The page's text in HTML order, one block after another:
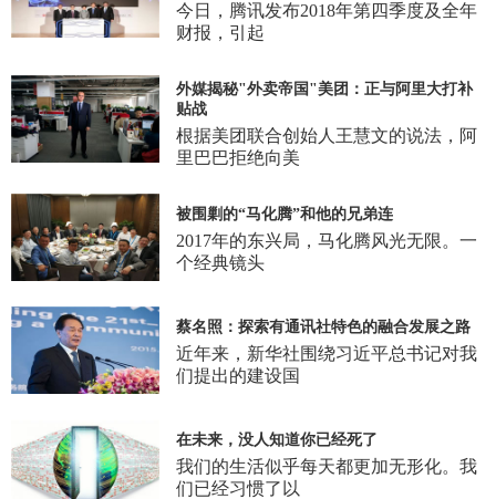
今日，腾讯发布2018年第四季度及全年
财报，引起
外媒揭秘"外卖帝国"美团：正与阿里大打补
贴战
根据美团联合创始人王慧文的说法，阿
里巴巴拒绝向美
被围剿的“马化腾”和他的兄弟连
2017年的东兴局，马化腾风光无限。一
个经典镜头
蔡名照：探索有通讯社特色的融合发展之路
近年来，新华社围绕习近平总书记对我
们提出的建设国
在未来，没人知道你已经死了
我们的生活似乎每天都更加无形化。我
们已经习惯了以